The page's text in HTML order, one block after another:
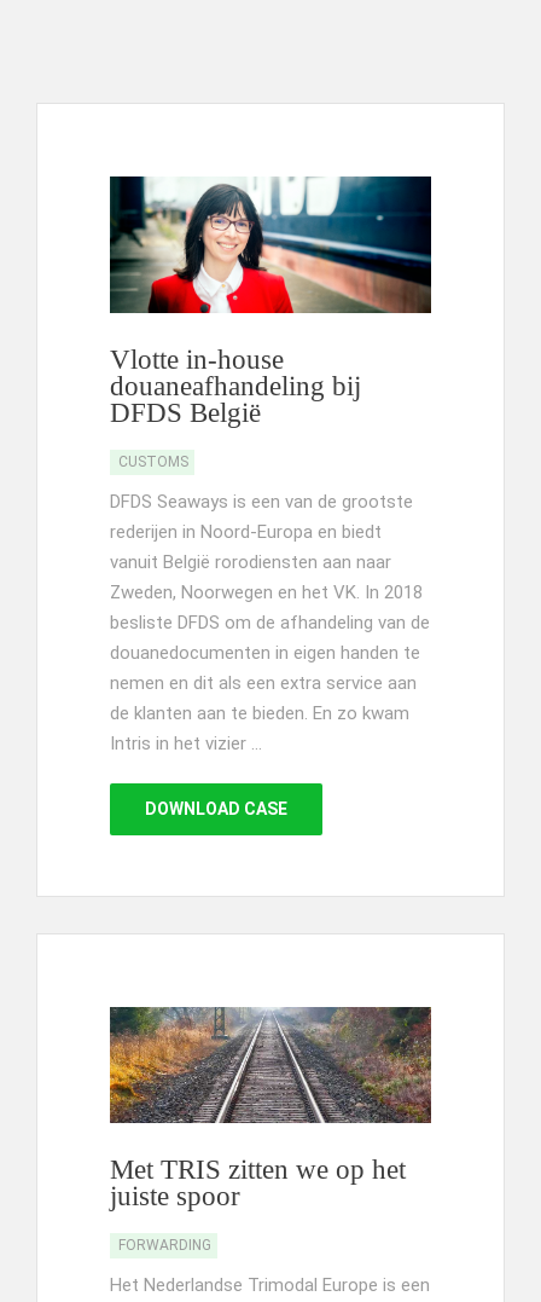
Vlotte in-house
douaneafhandeling bij
DFDS België
CUSTOMS
DFDS Seaways is een van de grootste
rederijen in Noord-Europa en biedt
vanuit België rorodiensten aan naar
Zweden, Noorwegen en het VK. In 2018
besliste DFDS om de afhandeling van de
douanedocumenten in eigen handen te
nemen en dit als een extra service aan
de klanten aan te bieden. En zo kwam
Intris in het vizier …
DOWNLOAD CASE
Met TRIS zitten we op het
juiste spoor
FORWARDING
Het Nederlandse Trimodal Europe is een